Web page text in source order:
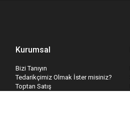
Kurumsal
Bizi Tanıyın
Tedarikçimiz Olmak İster misiniz?
Toptan Satış